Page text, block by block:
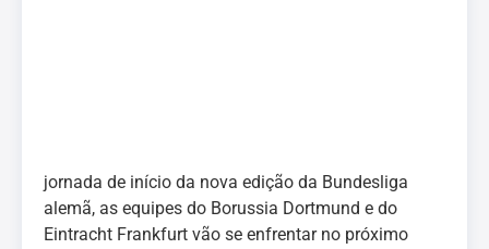
jornada de início da nova edição da Bundesliga
alemã, as equipes do Borussia Dortmund e do
Eintracht Frankfurt vão se enfrentar no próximo